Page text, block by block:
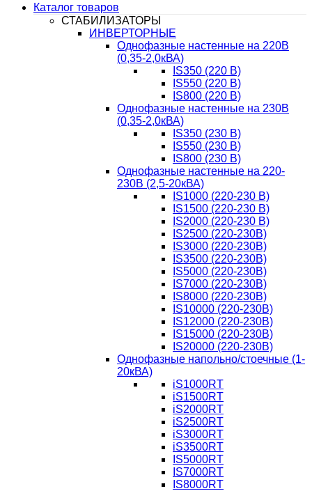
Каталог товаров
СТАБИЛИЗАТОРЫ
ИНВЕРТОРНЫЕ
Однофазные настенные на 220В
(0,35-2,0кВА)
IS350 (220 В)
IS550 (220 В)
IS800 (220 В)
Однофазные настенные на 230В
(0,35-2,0кВА)
IS350 (230 В)
IS550 (230 В)
IS800 (230 В)
Однофазные настенные на 220-
230В (2,5-20кВА)
IS1000 (220-230 В)
IS1500 (220-230 В)
IS2000 (220-230 В)
IS2500 (220-230В)
IS3000 (220-230В)
IS3500 (220-230В)
IS5000 (220-230В)
IS7000 (220-230В)
IS8000 (220-230В)
IS10000 (220-230В)
IS12000 (220-230В)
IS15000 (220-230В)
IS20000 (220-230В)
Однофазные напольно/стоечные (1-
20кВА)
iS1000RT
iS1500RT
iS2000RT
iS2500RT
iS3000RT
iS3500RT
IS5000RT
IS7000RT
IS8000RT